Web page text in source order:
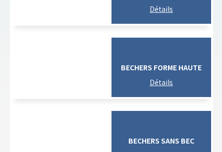
BECHERS FORME HAUTE
BECHERS SANS BEC